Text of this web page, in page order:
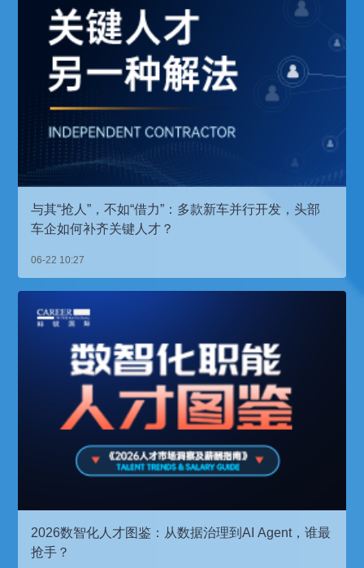
与其“抢人”，不如“借力”：多款新车并行开发，头部
车企如何补齐关键人才？
06-22 10:27
2026数智化人才图鉴：从数据治理到AI Agent，谁最
抢手？